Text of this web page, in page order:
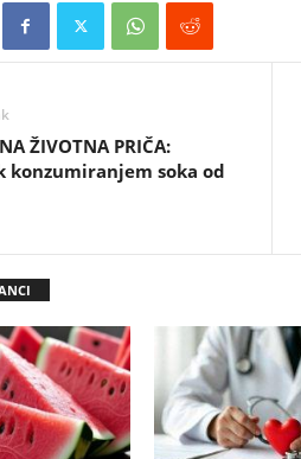
ŽIVOTNA PRIČA:
konzumiranjem soka od